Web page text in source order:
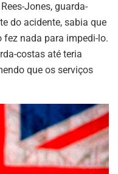
Jones, guarda-
do acidente, sabia que
nada para impedi-lo.
costas até teria
que os serviços